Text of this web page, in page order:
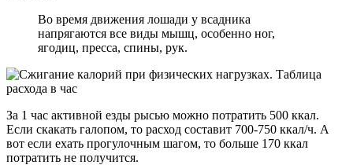
Во время движения лошади у всадника
напрягаются все виды мышц, особенно ног,
ягодиц, пресса, спины, рук.
За 1 час активной езды рысью можно потратить 500 ккал.
Если скакать галопом, то расход составит 700-750 ккал/ч. А
вот если ехать прогулочным шагом, то больше 170 ккал
потратить не получится.